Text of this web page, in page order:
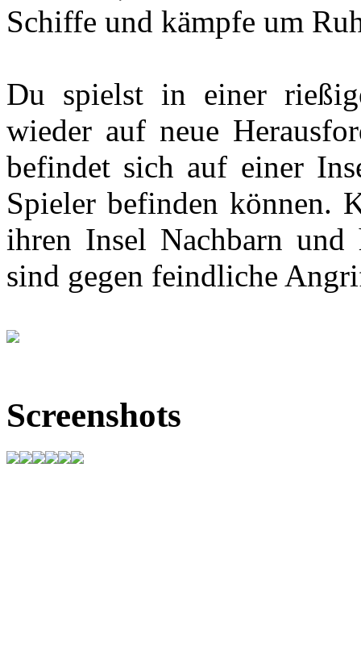
Schiffe und kämpfe um
Du spielst in einer
wieder auf neue
befindet sich auf einer
Spieler befinden können.
ihren Insel Nachbarn und
sind gegen feindliche
Screenshots